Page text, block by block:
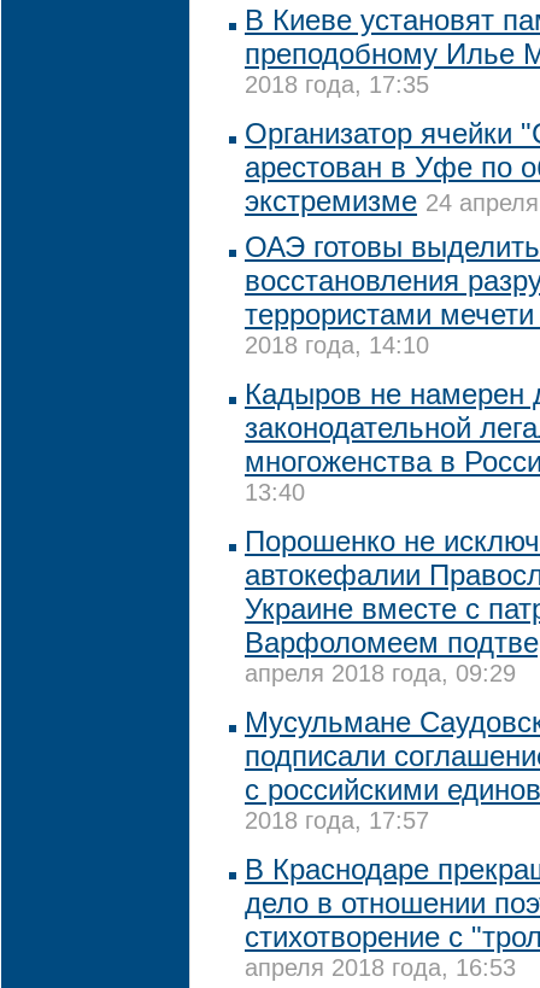
В Киеве установят
преподобному Илье
2018 года, 17:35
Организатор ячейки
арестован в Уфе по
экстремизме 24
ОАЭ готовы
восстановления
террористами
2018 года, 14:10
Кадыров не намерен
законодательной
многоженства в
13:40
Порошенко не
автокефалии
Украине вместе с
Варфоломеем
апреля 2018 года, 09:29
Мусульмане
подписали
с российскими
2018 года, 17:57
В Краснодаре
дело в отношении
стихотворение с
апреля 2018 года, 16:53